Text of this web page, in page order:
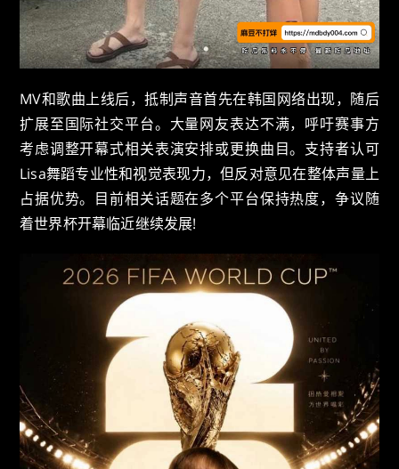
MV和歌曲上线后，抵制声音首先在韩国网络出现，随后
扩展至国际社交平台。大量网友表达不满，呼吁赛事方
考虑调整开幕式相关表演安排或更换曲目。支持者认可
Lisa舞蹈专业性和视觉表现力，但反对意见在整体声量上
占据优势。目前相关话题在多个平台保持热度，争议随
着世界杯开幕临近继续发展!